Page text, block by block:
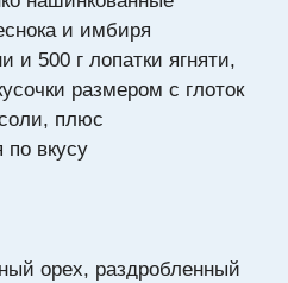
и имбиря
и 500 г лопатки ягняти,
размером с глоток
плюс
по вкусу
орех, раздробленный